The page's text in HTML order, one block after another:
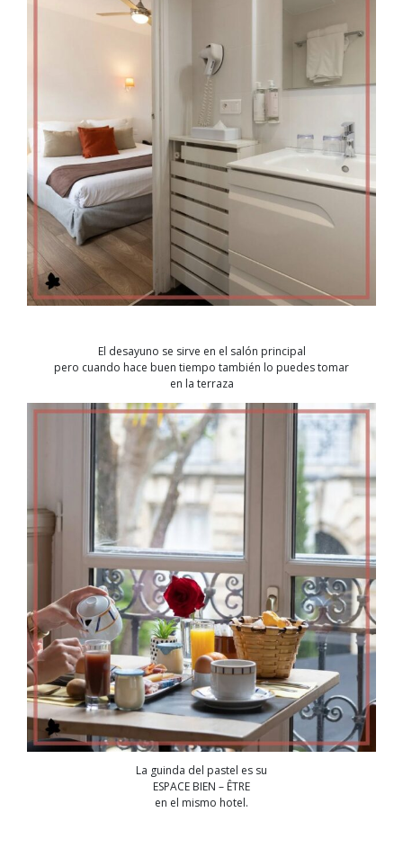
El desayuno se sirve en el salón principal
pero cuando hace buen tiempo también lo puedes tomar
en la terraza
La guinda del pastel es su
ESPACE BIEN – ÊTRE
en el mismo hotel.